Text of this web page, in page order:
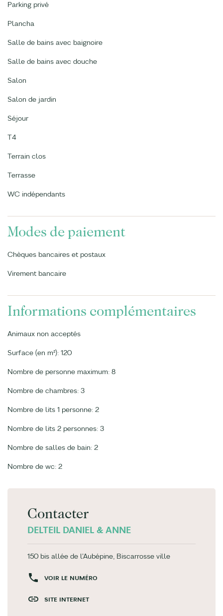
Parking privé
Plancha
Salle de bains avec baignoire
Salle de bains avec douche
Salon
Salon de jardin
Séjour
T4
Terrain clos
Terrasse
WC indépendants
Modes de paiement
Chèques bancaires et postaux
Virement bancaire
Informations complémentaires
Animaux non acceptés
Surface (en m²): 120
Nombre de personne maximum: 8
Nombre de chambres: 3
Nombre de lits 1 personne: 2
Nombre de lits 2 personnes: 3
Nombre de salles de bain: 2
Nombre de wc: 2
Contacter
DELTEIL DANIEL & ANNE
150 bis allée de l'Aubépine, Biscarrosse ville
VOIR LE NUMÉRO
SITE INTERNET